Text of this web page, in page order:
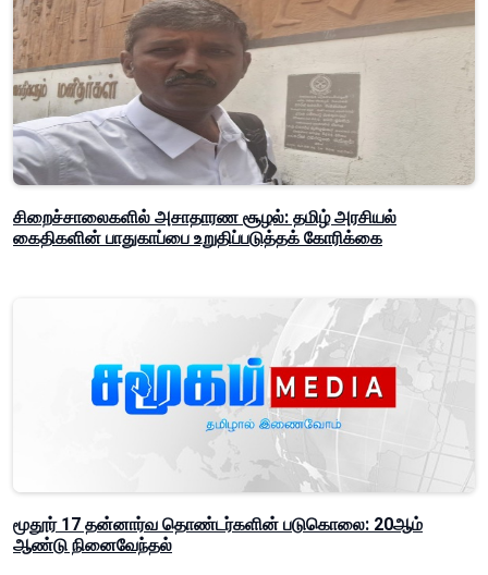
சிறைச்சாலைகளில் அசாதாரண சூழல்: தமிழ் அரசியல்
கைதிகளின் பாதுகாப்பை உறுதிப்படுத்தக் கோரிக்கை
மூதூர் 17 தன்னார்வ தொண்டர்களின் படுகொலை: 20ஆம்
ஆண்டு நினைவேந்தல்